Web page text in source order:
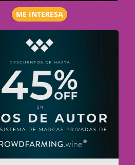
ME INTERESA